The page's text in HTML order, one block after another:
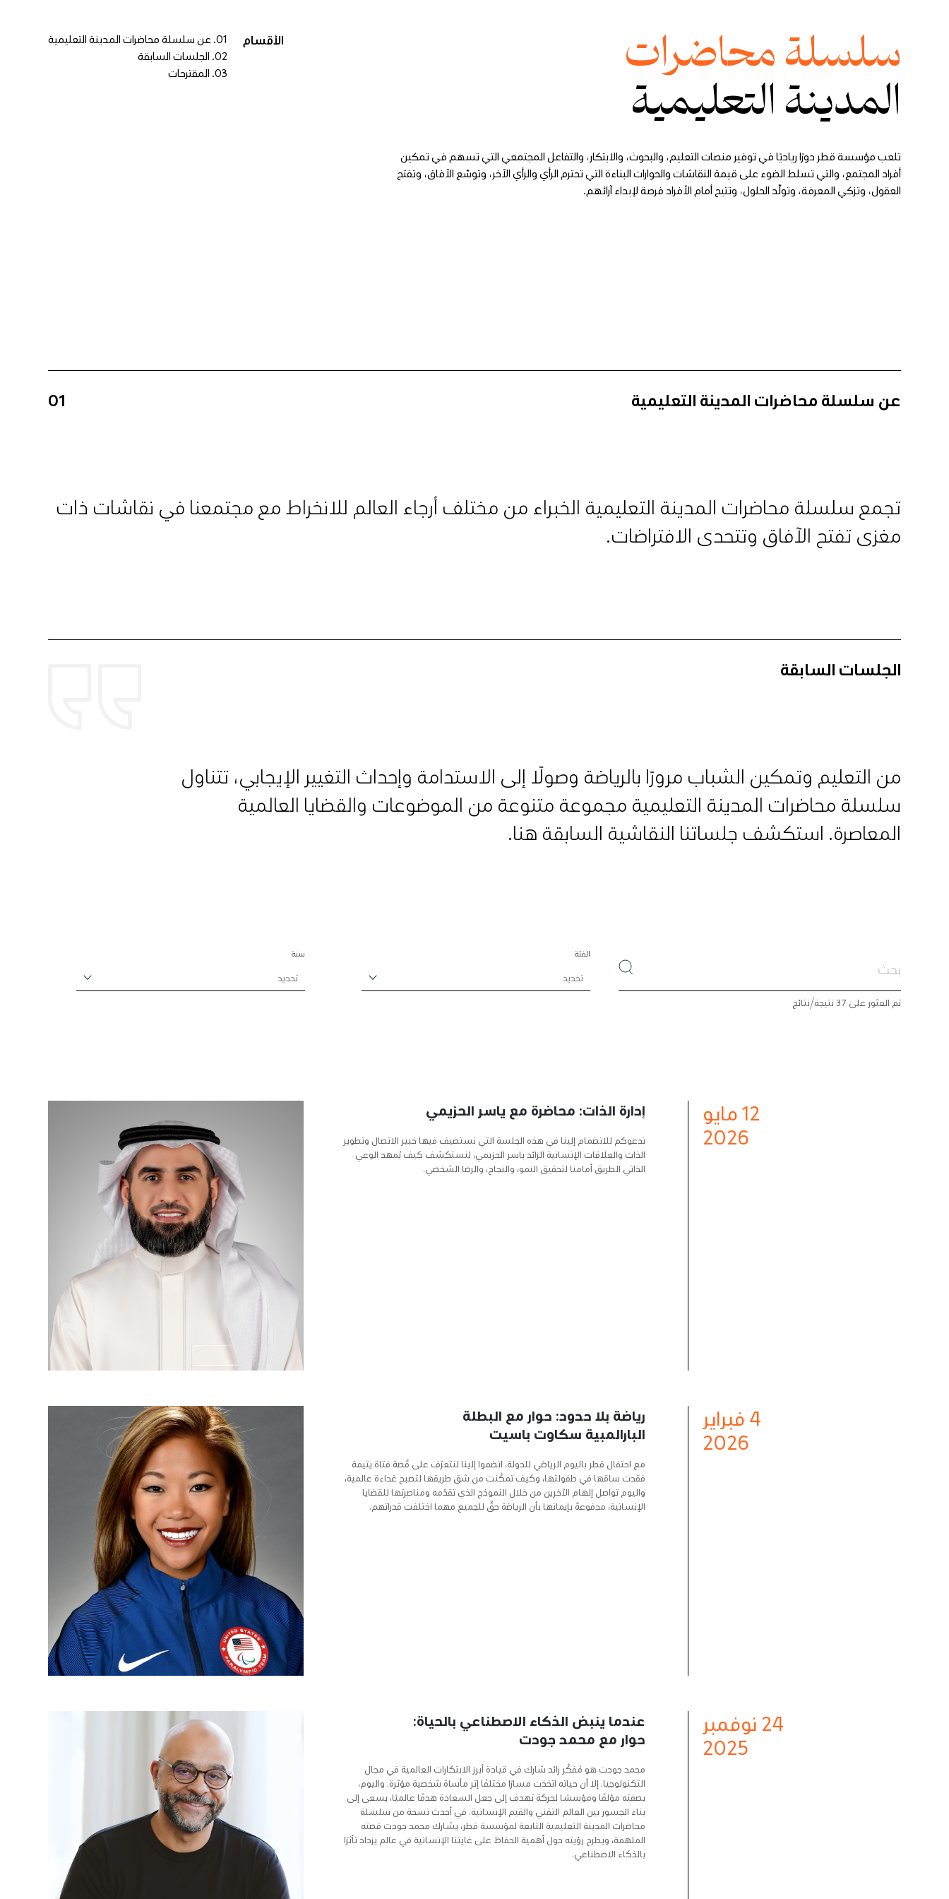
سلسلة محاضرات
المدينة التعليمية
تلعب مؤسسة قطر دورًا رياديًا في توفير منصات التعليم، والبحوث، والابتكار، والتفاعل المجتمعي التي تسهم في تمكين
أفراد المجتمع، والتي تسلط الضوء على قيمة النقاشات والحوارات البناءة التي تحترم الرأي والرأي الآخر، وتوسّع الآفاق، وتفتح
العقول، وتزكي المعرفة، وتولّد الحلول، وتتيح أمام الأفراد فرصة لإبداء آرائهم.
الأقسام 01
. عن سلسلة محاضرات المدينة التعليمية
02
. الجلسات السابقة
03
. المقترحات
عن سلسلة محاضرات المدينة التعليمية 01
تجمع سلسلة محاضرات المدينة التعليمية الخبراء من مختلف أرجاء العالم للانخراط مع مجتمعنا في نقاشات ذات
مغزى تفتح الآفاق وتتحدى الافتراضات.
الجلسات السابقة
من التعليم وتمكين الشباب مرورًا بالرياضة وصولًا إلى الاستدامة وإحداث التغيير الإيجابي، تتناول
سلسلة محاضرات المدينة التعليمية مجموعة متنوعة من الموضوعات والقضايا العالمية
المعاصرة. استكشف جلساتنا النقاشية السابقة هنا.
الفئة
تحديد
سنة
تحديد
تم العثور على 37 نتيجة/نتائج
12مايو
2026
إدارة الذات: محاضرة مع ياسر الحزيمي
ندعوكم للانضمام إلينا في هذه الجلسة التي نستضيف فيها خبير الاتصال وتطوير
الذات والعلاقات الإنسانية الرائد ياسر الحزيمي، لنستكشف كيف يُمهد الوعي
الذاتي الطريق أمامنا لتحقيق النمو، والنجاح، والرضا الشخصي.
4 فبراير
2026
رياضة بلا حدود: حوار مع البطلة
البارالمبية سكاوت باسيت
مع احتفال قطر باليوم الرياضي للدولة، انضموا إلينا لنتعرّف على قّصة فتاة يتيمة
فقدت ساقها في طفولتها، وكيف تمكّنت من شق طريقها لتصبح عّداءة عالمية،
واليوم تواصل إلهام الآخرين من خلال النموذج الذي تقدّمه ومناصرتها للقضايا
الإنسانية، مدفوعةً بإيمانها بأن الرياضة حقٌ للجميع مهما اختلفت قدراتهم.
24 نوفمبر
2025
عندما ينبض الذكاء الاصطناعي بالحياة:
حوار مع محمد جودت
محمد جودت هو مُفكّر رائد شارك في قيادة أبرز الابتكارات العالمية في مجال
التكنولوجيا. إلا أن حياته اتخذت مسارًا مختلفًا إثر مأساة شخصية مؤثرة. واليوم،
بصفته مؤلفًا ومؤسسًا لحركة تهدف إلى جعل السعادة هدفًا عالميًا، يسعى إلى
بناء الجسور بين العالم التقني والقيم الإنسانية. في أحدث نسخة من سلسلة
محاضرات المدينة التعليمية التابعة لمؤسسة قطر، يشارك محمد جودت قصته
الملهمة، ويطرح رؤيته حول أهمية الحفاظ على غايتنا الإنسانية في عالم يزداد تأثرًا
بالذكاء الاصطناعي.